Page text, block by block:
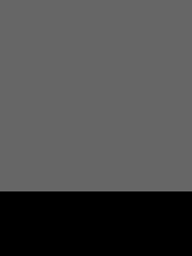
estabelecidos, a
terras, sendo
por lei. Por